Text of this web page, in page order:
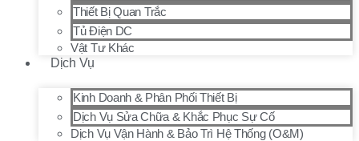
Thiết Bị Quan Trắc
Tủ Điện DC
Vật Tư Khác
Dịch Vụ
Kinh Doanh & Phân Phối Thiết Bị
Dịch Vụ Sửa Chữa & Khắc Phục Sự Cố
Dịch Vụ Vận Hành & Bảo Trì Hệ Thống (O&M)